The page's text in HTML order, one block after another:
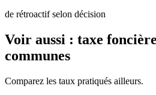
de rétroactif selon décision
Voir aussi : taxe
communes
Comparez les taux pratiqués ailleurs.